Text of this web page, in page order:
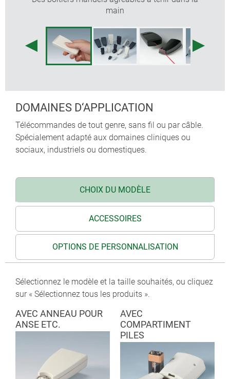
main
DOMAINES D‘APPLICATION
Télécommandes de tout genre, sans fil ou par câble.
Spécialement adapté aux domaines cliniques ou
sociaux, industriels ou domestiques.
CHOIX DU MODÈLE
ACCESSOIRES
OPTIONS DE PERSONNALISATION
Sélectionnez le modèle et la taille souhaités, ou cliquez
sur « Sélectionnez tous les produits ».
AVEC ANNEAU POUR
ANSE ETC.
AVEC
COMPARTIMENT
PILES